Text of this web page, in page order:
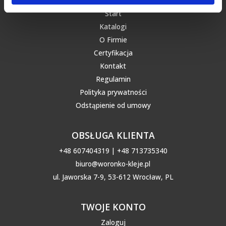
needles (PPF)
needles (PPC)
steel dispensing needles (SSS)
dispensing equipment
automatic peristaltic dispenser
Akcesoria / Accessories
Start
Katalogi
O Firmie
Certyfikacja
Kontakt
Regulamin
Polityka prywatności
Odstąpienie od umowy
OBSŁUGA KLIENTA
+48 607404319 | +48 713735340
biuro@woronko-kleje.pl
ul. Jaworska 7-9, 53-612 Wrocław, PL
TWOJE KONTO
Zaloguj